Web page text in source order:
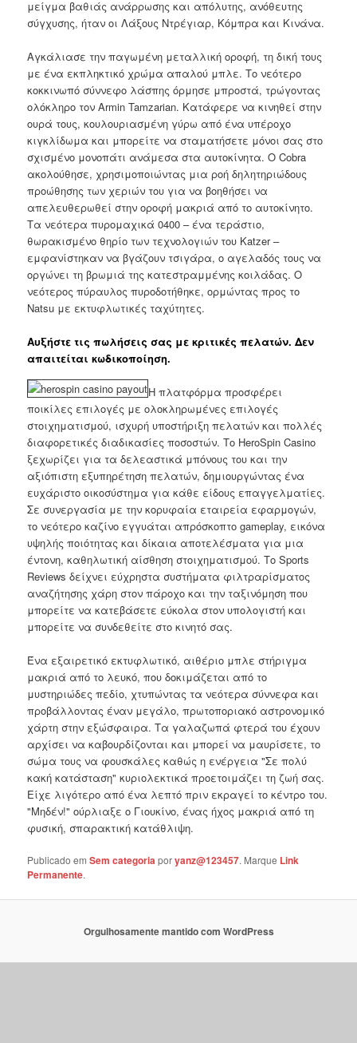
μείγμα βαθιάς ανάρρωσης και απόλυτης, ανόθευτης
σύγχυσης, ήταν οι Λάξους Ντρέγιαρ, Κόμπρα και Κινάνα.
Αγκάλιασε την παγωμένη μεταλλική οροφή, τη δική τους
με ένα εκπληκτικό χρώμα απαλού μπλε. Το νεότερο
κοκκινωπό σύννεφο λάσπης όρμησε μπροστά, τρώγοντας
ολόκληρο τον Armin Tamzarian. Κατάφερε να κινηθεί στην
ουρά τους, κουλουριασμένη γύρω από ένα υπέροχο
κιγκλίδωμα και μπορείτε να σταματήσετε μόνοι σας στο
σχισμένο μονοπάτι ανάμεσα στα αυτοκίνητα. Ο Cobra
ακολούθησε, χρησιμοποιώντας μια ροή δηλητηριώδους
προώθησης των χεριών του για να βοηθήσει να
απελευθερωθεί στην οροφή μακριά από το αυτοκίνητο.
Τα νεότερα πυρομαχικά 0400 – ένα τεράστιο,
θωρακισμένο θηρίο των τεχνολογιών του Katzer –
εμφανίστηκαν να βγάζουν τσιγάρα, ο αγελαδός τους να
οργώνει τη βρωμιά της κατεστραμμένης κοιλάδας. Ο
νεότερος πύραυλος πυροδοτήθηκε, ορμώντας προς το
Natsu με εκτυφλωτικές ταχύτητες.
Αυξήστε τις πωλήσεις σας με κριτικές πελατών. Δεν
απαιτείται κωδικοποίηση.
Η πλατφόρμα προσφέρει
ποικίλες επιλογές με ολοκληρωμένες επιλογές
στοιχηματισμού, ισχυρή υποστήριξη πελατών και πολλές
διαφορετικές διαδικασίες ποσοστών. Το HeroSpin Casino
ξεχωρίζει για τα δελεαστικά μπόνους του και την
αξιόπιστη εξυπηρέτηση πελατών, δημιουργώντας ένα
ευχάριστο οικοσύστημα για κάθε είδους επαγγελματίες.
Σε συνεργασία με την κορυφαία εταιρεία εφαρμογών,
το νεότερο καζίνο εγγυάται απρόσκοπτο gameplay, εικόνα
υψηλής ποιότητας και δίκαια αποτελέσματα για μια
έντονη, καθηλωτική αίσθηση στοιχηματισμού. Το Sports
Reviews δείχνει εύχρηστα συστήματα φιλτραρίσματος
αναζήτησης χάρη στον πάροχο και την ταξινόμηση που
μπορείτε να κατεβάσετε εύκολα στον υπολογιστή και
μπορείτε να συνδεθείτε στο κινητό σας.
Ένα εξαιρετικό εκτυφλωτικό, αιθέριο μπλε στήριγμα
μακριά από το λευκό, που δοκιμάζεται από το
μυστηριώδες πεδίο, χτυπώντας τα νεότερα σύννεφα και
προβάλλοντας έναν μεγάλο, πρωτοποριακό αστρονομικό
χάρτη στην εξώσφαιρα. Τα γαλαζωπά φτερά του έχουν
αρχίσει να καβουρδίζονται και μπορεί να μαυρίσετε, το
σώμα τους να φουσκάλες καθώς η ενέργεια "Σε πολύ
κακή κατάσταση" κυριολεκτικά προετοιμάζει τη ζωή σας.
Είχε λιγότερο από ένα λεπτό πριν εκραγεί το κέντρο του.
"Μηδέν!" ούρλιαξε ο Γιουκίνο, ένας ήχος μακριά από τη
φυσική, σπαρακτική κατάθλιψη.
Publicado emSem categoriaporyanz@123457. Marque Link
Permanente.
Orgulhosamente mantido com WordPress